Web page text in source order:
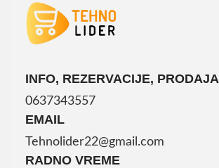
INFO, REZERVACIJE, PRODAJA
0637343557
EMAIL
Tehnolider22@gmail.com
RADNO VREME